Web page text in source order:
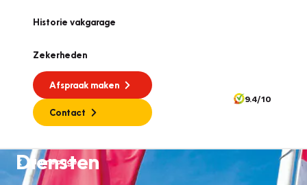
Historie vakgarage
Zekerheden
Afspraak maken
Contact
9.4/10
Homepage
Diensten